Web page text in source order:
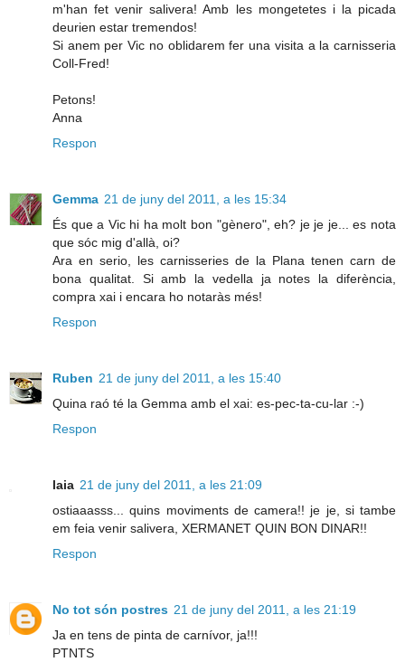
m'han fet venir salivera! Amb les mongetetes i la picada
deurien estar tremendos!
Si anem per Vic no oblidarem fer una visita a la carnisseria
Coll-Fred!
Petons!
Anna
Respon
Gemma 21 de juny del 2011, a les 15:34
És que a Vic hi ha molt bon "gènero", eh? je je je... es nota
que sóc mig d'allà, oi?
Ara en serio, les carnisseries de la Plana tenen carn de
bona qualitat. Si amb la vedella ja notes la diferència,
compra xai i encara ho notaràs més!
Respon
Ruben 21 de juny del 2011, a les 15:40
Quina raó té la Gemma amb el xai: es-pec-ta-cu-lar :-)
Respon
laia 21 de juny del 2011, a les 21:09
ostiaaasss... quins moviments de camera!! je je, si tambe
em feia venir salivera, XERMANET QUIN BON DINAR!!
Respon
No tot són postres 21 de juny del 2011, a les 21:19
Ja en tens de pinta de carnívor, ja!!!
PTNTS